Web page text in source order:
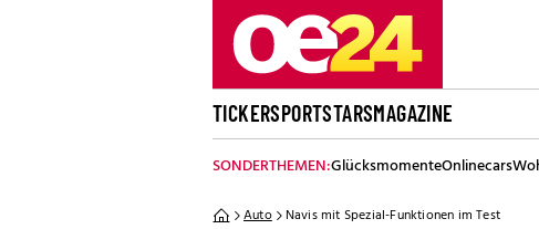
TICKERSPORTSTARSMAGAZINE
SONDERTHEMEN:GlücksmomenteOnlinecars
Auto Navis mit Spezial-Funktionen im Test